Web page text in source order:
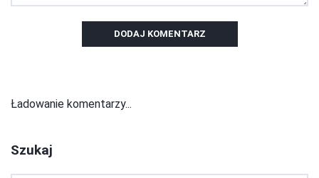
DODAJ KOMENTARZ
Ładowanie komentarzy...
Szukaj